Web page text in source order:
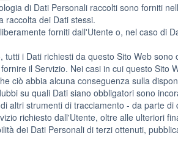
di Dati Personali raccolti sono forniti
raccolta dei Dati stessi.
forniti dall'Utente o, nel caso di
i Dati richiesti da questo Sito Web
il Servizio. Nei casi in cui questo
ciò abbia alcuna conseguenza sulla
su quali Dati siano obbligatori sono
altri strumenti di tracciamento - da parte
richiesto dall'Utente, oltre alle ulteriori
dei Dati Personali di terzi ottenuti,